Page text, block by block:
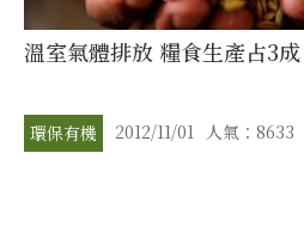
溫室氣體排放 糧食生產占3成
環保有機 2012/11/01 人氣：8633